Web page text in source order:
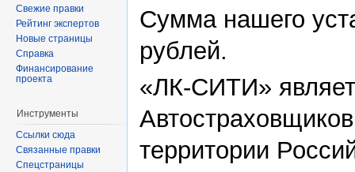
Сумма нашего
рублей.
«ЛК-СИТИ»
территории
Свежие правки
Рейтинг экспертов
Новые страницы
Справка
Финансирование
проекта
Инструменты
Ссылки сюда
Связанные правки
Спецстраницы